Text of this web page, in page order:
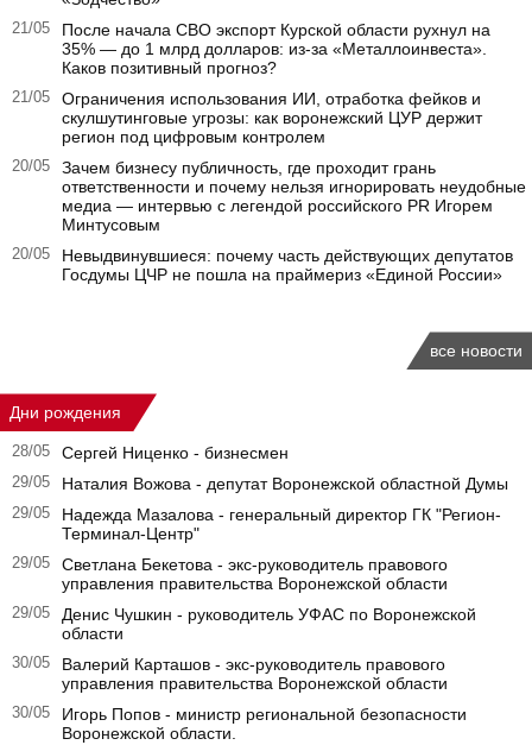
21/05
После начала СВО экспорт Курской области рухнул на
35% — до 1 млрд долларов: из-за «Металлоинвеста».
Каков позитивный прогноз?
21/05
Ограничения использования ИИ, отработка фейков и
скулшутинговые угрозы: как воронежский ЦУР держит
регион под цифровым контролем
20/05
Зачем бизнесу публичность, где проходит грань
ответственности и почему нельзя игнорировать неудобные
медиа — интервью с легендой российского PR Игорем
Минтусовым
20/05
Невыдвинувшиеся: почему часть действующих депутатов
Госдумы ЦЧР не пошла на праймериз «Единой России»
все новости
Дни рождения
28/05 Сергей Ниценко - бизнесмен
29/05 Наталия Вожова - депутат Воронежской областной Думы
29/05
Надежда Мазалова - генеральный директор ГК "Регион-
Терминал-Центр"
29/05
Светлана Бекетова - экс-руководитель правового
управления правительства Воронежской области
29/05
Денис Чушкин - руководитель УФАС по Воронежской
области
30/05
Валерий Карташов - экс-руководитель правового
управления правительства Воронежской области
30/05
Игорь Попов - министр региональной безопасности
Воронежской области.